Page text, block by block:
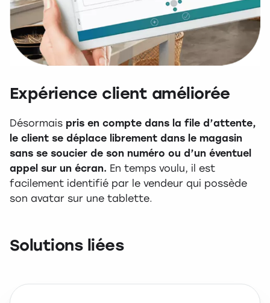
Expérience client améliorée
Désormais pris en compte dans la file d’attente,
le client se déplace librement dans le magasin
sans se soucier de son numéro ou d’un éventuel
appel sur un écran. En temps voulu, il est
facilement identifié par le vendeur qui possède
son avatar sur une tablette.
Solutions liées